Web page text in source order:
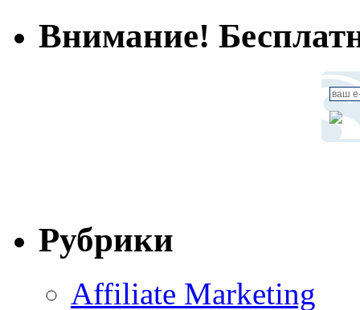
Внимание!
Рубрики
Affiliate Marketing